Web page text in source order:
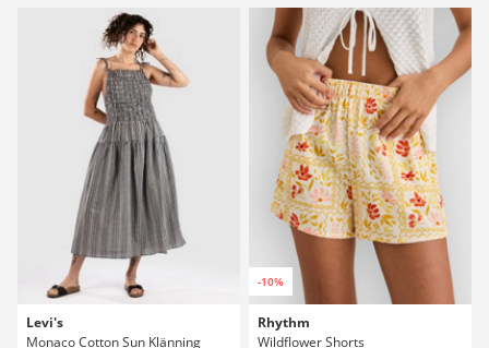
Levi's
Monaco Cotton Sun Klänning
-10%
Rhythm
Wildflower Shorts